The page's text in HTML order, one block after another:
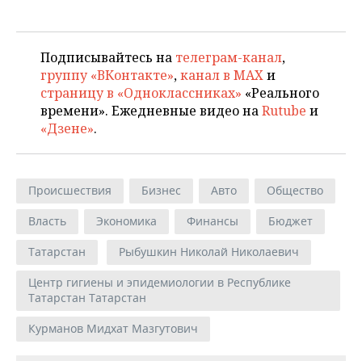
Подписывайтесь на телеграм-канал,
группу «ВКонтакте»,канал в MAXи
страницу в «Одноклассниках» «Реального
времени». Ежедневные видео наRutube и
«Дзене».
Происшествия Бизнес Авто
Общество
Власть
Экономика Финансы
Бюджет
Татарстан
Рыбушкин Николай Николаевич
Центр гигиены и эпидемиологии в Республике
Татарстан Татарстан
Курманов Мидхат Мазгутович